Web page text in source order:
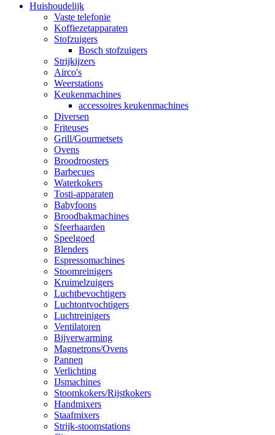
Huishoudelijk
Vaste telefonie
Koffiezetapparaten
Stofzuigers
Bosch stofzuigers
Strijkijzers
Airco's
Weerstations
Keukenmachines
accessoires keukenmachines
Diversen
Friteuses
Grill/Gourmetsets
Ovens
Broodroosters
Barbecues
Waterkokers
Tosti-apparaten
Babyfoons
Broodbakmachines
Sfeerhaarden
Speelgoed
Blenders
Espressomachines
Stoomreinigers
Kruimelzuigers
Luchtbevochtigers
Luchtontvochtigers
Luchtreinigers
Ventilatoren
Bijverwarming
Magnetrons/Ovens
Pannen
Verlichting
IJsmachines
Stoomkokers/Rijstkokers
Handmixers
Staafmixers
Strijk-stoomstations